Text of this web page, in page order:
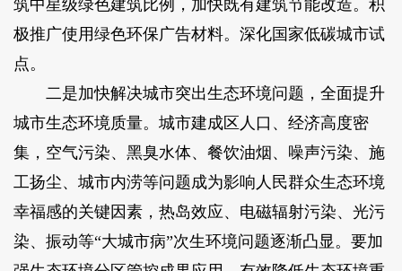
筑中星级绿色建筑比例，加快既有建筑节能改造。积
极推广使用绿色环保广告材料。深化国家低碳城市试
点。
二是加快解决城市突出生态环境问题，全面提升
城市生态环境质量。城市建成区人口、经济高度密
集，空气污染、黑臭水体、餐饮油烟、噪声污染、施
工扬尘、城市内涝等问题成为影响人民群众生态环境
幸福感的关键因素，热岛效应、电磁辐射污染、光污
染、振动等“大城市病”次生环境问题逐渐凸显。要加